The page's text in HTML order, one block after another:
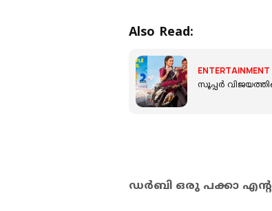
Also Read:
ENTERTAINMENT
സൂപ്പര്‍
ഡർബി ഒരു പക്കാ